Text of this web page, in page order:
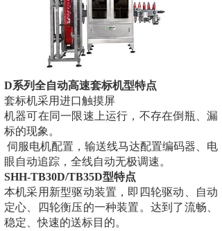
D系列全自动高速套标机型特点
套标机采用进口触摸屏
机器可在同一限速上运行，不存在倒瓶、漏
标的现象。
伺服电机配置，输送线马达配置编码器、电
眼自动追踪，全线自动无极调速。
SHH-TB30D/TB35D型特点
本机采用新型驱动装置，即四轮驱动、自动
定心、四轮衡压的一种装置。达到了流畅、
稳定、快速的送标目的。